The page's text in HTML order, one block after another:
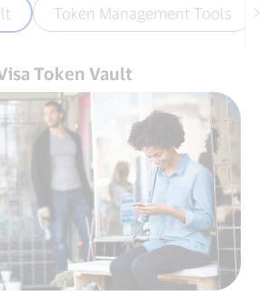
Token Management Tools
Token Vault